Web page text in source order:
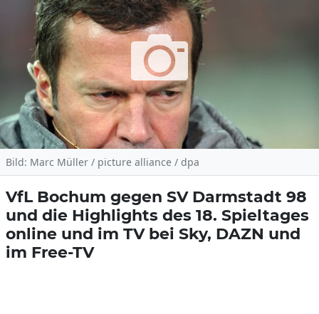
Bild: Marc Müller / picture alliance / dpa
VfL Bochum gegen SV Darmstadt 98
und die Highlights des 18. Spieltages
online und im TV bei Sky, DAZN und
im Free-TV